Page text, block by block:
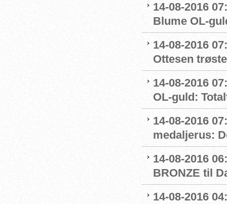
14-08-2016
Blume OL-
14-08-2016
Ottesen
14-08-2016
OL-guld:
14-08-2016
medaljerus:
14-08-2016
BRONZE til
14-08-2016